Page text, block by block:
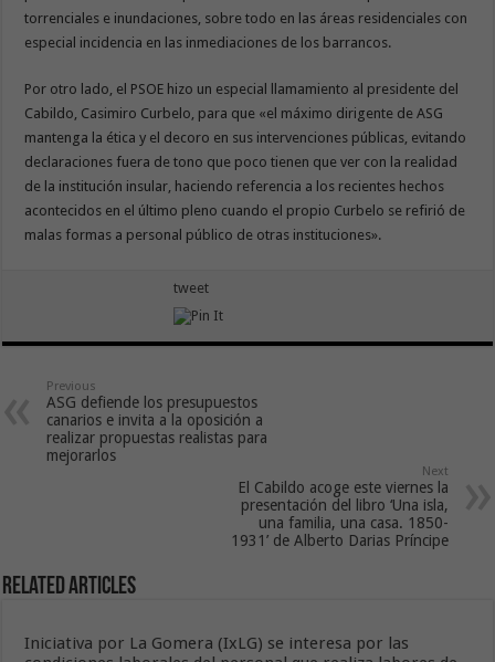
torrenciales e inundaciones, sobre todo en las áreas residenciales con
especial incidencia en las inmediaciones de los barrancos.
Por otro lado, el PSOE hizo un especial llamamiento al presidente del
Cabildo, Casimiro Curbelo, para que «el máximo dirigente de ASG
mantenga la ética y el decoro en sus intervenciones públicas, evitando
declaraciones fuera de tono que poco tienen que ver con la realidad
de la institución insular, haciendo referencia a los recientes hechos
acontecidos en el último pleno cuando el propio Curbelo se refirió de
malas formas a personal público de otras instituciones».
tweet
Previous
ASG defiende los presupuestos
canarios e invita a la oposición a
realizar propuestas realistas para
mejorarlos
Next
El Cabildo acoge este viernes la
presentación del libro ‘Una isla,
una familia, una casa. 1850-
1931’ de Alberto Darias Príncipe
Related Articles
Iniciativa por La Gomera (IxLG) se interesa por las